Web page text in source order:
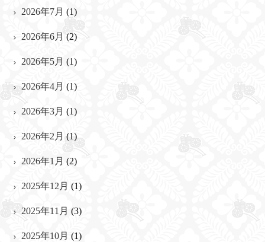
2026年7月 (1)
2026年6月 (2)
2026年5月 (1)
2026年4月 (1)
2026年3月 (1)
2026年2月 (1)
2026年1月 (2)
2025年12月 (1)
2025年11月 (3)
2025年10月 (1)